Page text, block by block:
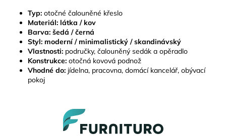
Typ: otočné čalouněné křeslo
Materiál: látka / kov
Barva: šedá / černá
Styl: moderní / minimalistický / skandinávský
Vlastnosti: područky, čalouněný sedák a opěradlo
Konstrukce: otočná kovová podnož
Vhodné do: jídelna, pracovna, domácí kancelář, obývací
pokoj